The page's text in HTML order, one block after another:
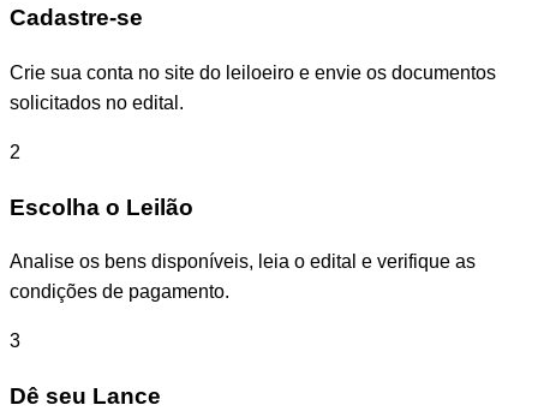
Cadastre-se
Crie sua conta no site do leiloeiro e envie os documentos
solicitados no edital.
2
Escolha o Leilão
Analise os bens disponíveis, leia o edital e verifique as
condições de pagamento.
3
Dê seu Lance